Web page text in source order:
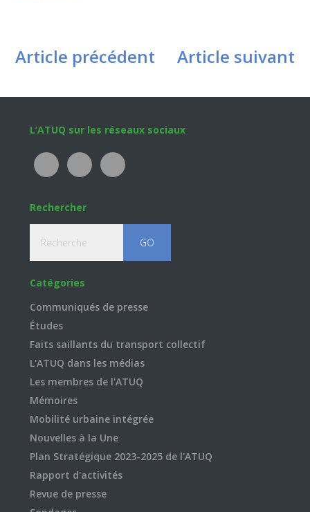
Article précédent Article suivant
Footer
L’ATUQ sur les réseaux sociaux
Rechercher
Catégories
Communiqués de presse
Études
Faits saillants du transport collectif
L'ATUQ dans les médias
Les membres de l'ATUQ
Mémoires
Mobilité urbaine intégrée
Nouvelles à la Une
Plan Stratégique 2023-2025 de l'ATUQ
Rapport d'activités
Revue de presse